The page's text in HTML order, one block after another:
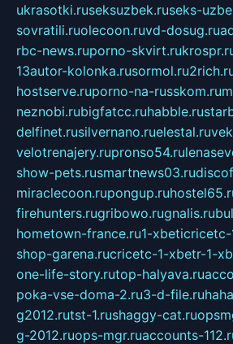
ukrasotki.ruseksuzbek.ruseks-
sovratili.ruolecoon.ruvd-dosug.ru
rbc-news.ruporno-skvirt.ru
13autor-kolonka.rusormol.ru
hostserve.ruporno-na-russkom.ru
neznobi.rubigfatcc.ruhabble.ru
delfinet.rusilvernano.ruelestal.ru
velotrenajery.rupronso54.ru
show-pets.rusmartnews03.ru
miraclecoon.rupongup.ru
firehunters.rugribowo.rugnalis.ru
hometown-france.ru1-
shop-garena.rucricetc-1-xbetr-1-
one-life-story.rutop-halyava.ru
poka-vse-doma-2.ru3-d-file.ru
g2012.rutst-1.rushaggy-cat.ru
g-2012.ruops-mgr.ruaccounts-